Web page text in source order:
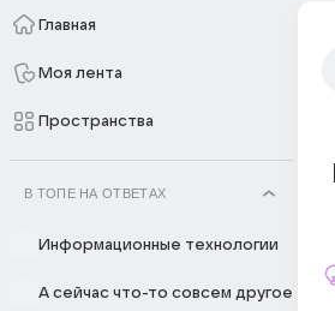
Главная
Моя лента
Пространства
В ТОПЕ НА ОТВЕТАХ
Информационные технологии
А сейчас что-то совсем другое